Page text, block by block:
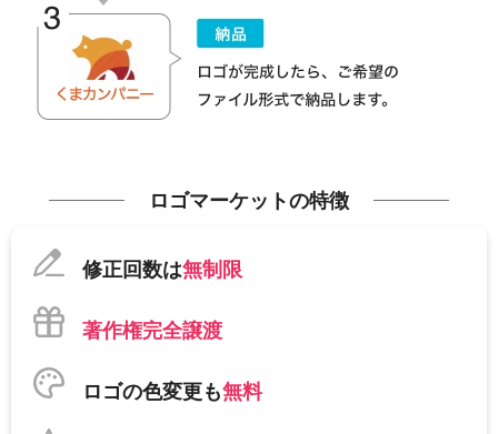
ロゴマーケットの特徴
修正回数は無制限
著作権完全譲渡
ロゴの色変更も無料